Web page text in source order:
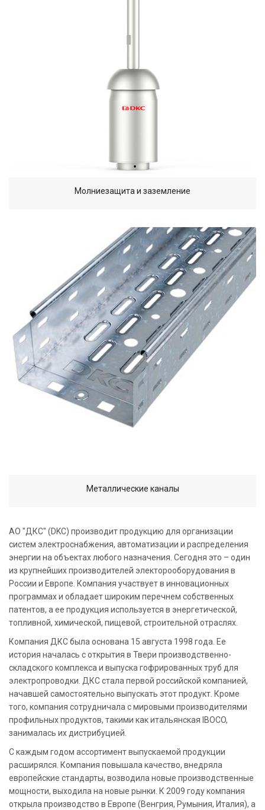
Молниезащита и заземление
Металлические каналы
АО "ДКС" (DKC) производит продукцию для организации
систем электроснабжения, автоматизации и распределения
энергии на объектах любого назначения. Сегодня это – один
из крупнейших производителей электорооборудования в
России и Европе. Компания участвует в инновационных
программах и обладает широким перечнем собственных
патентов, а ее продукция используется в энергетической,
топливной, химической, пищевой, строительной отраслях.
Компания ДКС была основана 15 августа 1998 года. Ее
история началась с открытия в Твери производственно-
складского комплекса и выпуска гофрированных труб для
электропроводки. ДКС стала первой российской компанией,
начавшей самостоятельно выпускать этот продукт. Кроме
того, компания сотрудничала с мировыми производителями
профильных продуктов, такими как итальянская IBOCO,
занималась их дистрибуцией.
С каждым годом ассортимент выпускаемой продукции
расширялся. Компания повышала качество, внедряла
европейские стандарты, возводила новые производственные
мощности, выходила на новые рынки. К 2009 году компания
открыла производство в Европе (Венгрия, Румыния, Италия), а